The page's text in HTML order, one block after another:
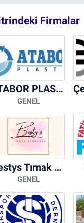
Firmalar
ATABOR PLASTİK
GENEL
Bestys Tırnak Stüdyosu
GENEL